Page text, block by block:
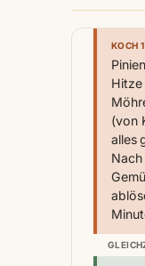
KOCH 1
Hitze
(von
alles